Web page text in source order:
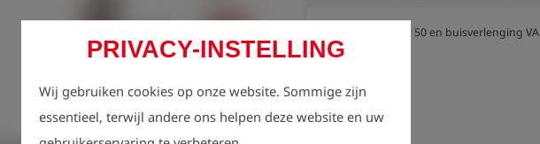
PRIVACY-INSTELLING
Wij gebruiken cookies op onze website. Sommige zijn
essentieel, terwijl andere ons helpen deze website en uw
Set: standbuis DN 50 en buisverlenging VA